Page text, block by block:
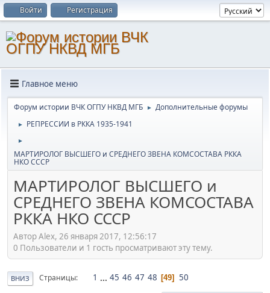
Войти Регистрация
Главное меню
Форум истории ВЧК ОГПУ НКВД МГБ ► Дополнительные форумы
► РЕПРЕССИИ в РККА 1935-1941
►
МАРТИРОЛОГ ВЫСШЕГО и СРЕДНЕГО ЗВЕНА КОМСОСТАВА РККА
НКО СССР
МАРТИРОЛОГ ВЫСШЕГО и
СРЕДНЕГО ЗВЕНА КОМСОСТАВА
РККА НКО СССР
Автор Alex, 26 января 2017, 12:56:17
0 Пользователи и 1 гость просматривают эту тему.
ВНИЗ Страницы 1 ... 45 46 47 48 49 50